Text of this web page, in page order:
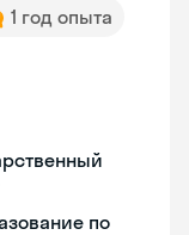
1 год опыта
по